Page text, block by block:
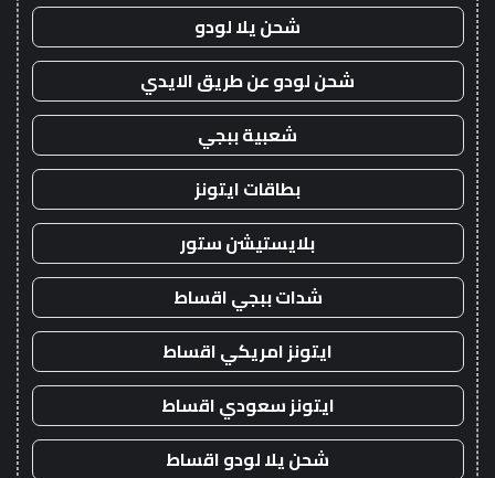
شحن يلا لودو
شحن لودو عن طريق الايدي
شعبية ببجي
بطاقات ايتونز
بلايستيشن ستور
شدات ببجي اقساط
ايتونز امريكي اقساط
ايتونز سعودي اقساط
شحن يلا لودو اقساط